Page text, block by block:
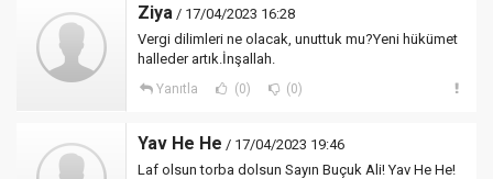
Ziya / 17/04/2023 16:28
Vergi dilimleri ne olacak, unuttuk mu?Yeni hükümet
halleder artık.İnşallah.
Yanıtla (0) (0)
Yav He He / 17/04/2023 19:46
Laf olsun torba dolsun Sayın Buçuk Ali! Yav He He!